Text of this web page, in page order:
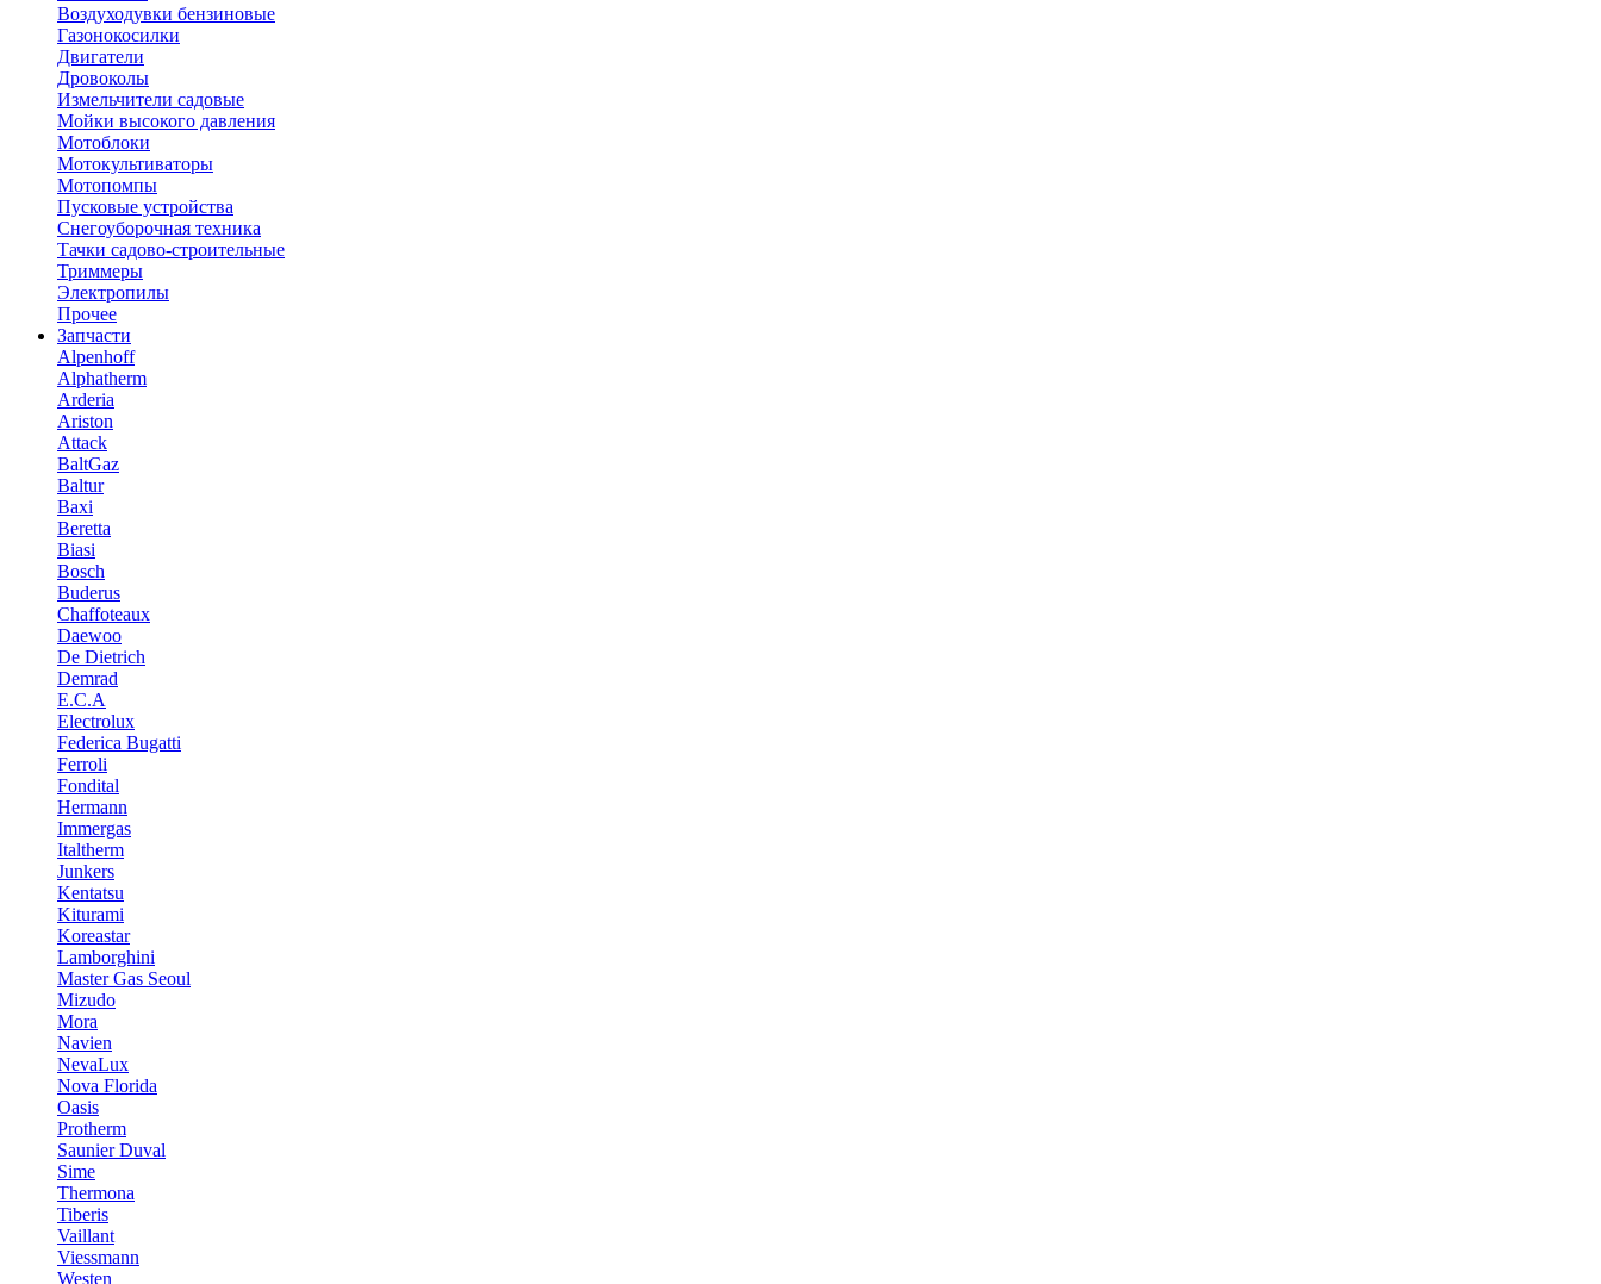
Воздуходувки бензиновые
Газонокосилки
Двигатели
Дровоколы
Измельчители садовые
Мойки высокого давления
Мотоблоки
Мотокультиваторы
Мотопомпы
Пусковые устройства
Снегоуборочная техника
Тачки садово-строительные
Триммеры
Электропилы
Прочее
Запчасти
Alpenhoff
Alphatherm
Arderia
Ariston
Attack
BaltGaz
Baltur
Baxi
Beretta
Biasi
Bosch
Buderus
Chaffoteaux
Daewoo
De Dietrich
Demrad
E.C.A
Electrolux
Federica Bugatti
Ferroli
Fondital
Hermann
Immergas
Italtherm
Junkers
Kentatsu
Kiturami
Koreastar
Lamborghini
Master Gas Seoul
Mizudo
Mora
Navien
NevaLux
Nova Florida
Oasis
Protherm
Saunier Duval
Sime
Thermona
Tiberis
Vaillant
Viessmann
Westen